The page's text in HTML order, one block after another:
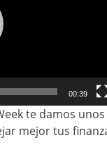
00:39
te damos unos
mejor tus